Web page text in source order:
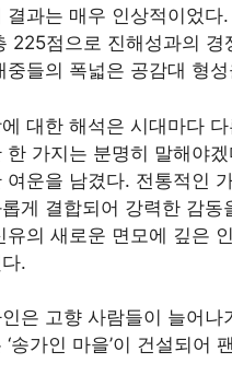
결과는 매우 인상적이었
225점으로 진해성과의
중들의 폭넓은 공감대 형
대한 해석은 시대마다
한 가지는 분명히 말해야
여운을 남겼다. 전통적인
게 결합되어 강력한 감동
유의 새로운 면모에 깊은
.
은 고향 사람들이 늘어
‘송가인 마을’이 건설되어